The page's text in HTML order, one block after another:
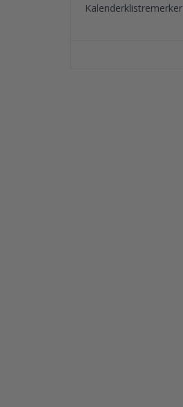
Kalenderklistremerker